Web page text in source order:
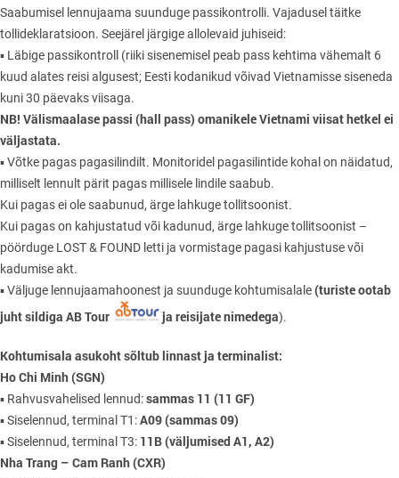
Saabumisel lennujaama suunduge passikontrolli. Vajadusel täitke
tollideklaratsioon. Seejärel järgige allolevaid juhiseid:
▪ Läbige passikontroll (riiki sisenemisel peab pass kehtima vähemalt 6
kuud alates reisi algusest; Eesti kodanikud võivad Vietnamisse siseneda
kuni 30 päevaks viisaga.
NB! Välismaalase passi (hall pass) omanikele Vietnami viisat hetkel ei
väljastata.
▪ Võtke pagas pagasilindilt. Monitoridel pagasilintide kohal on näidatud,
milliselt lennult pärit pagas millisele lindile saabub.
Kui pagas ei ole saabunud, ärge lahkuge tollitsoonist.
Kui pagas on kahjustatud või kadunud, ärge lahkuge tollitsoonist –
pöörduge LOST & FOUND letti ja vormistage pagasi kahjustuse või
kadumise akt.
▪ Väljuge lennujaamahoonest ja suunduge kohtumisalale(turiste ootab
juht sildiga AB Tour
ja reisijate nimedega).
Kohtumisala asukoht sõltub linnast ja terminalist:
Ho Chi Minh (SGN)
▪ Rahvusvahelised lennud:sammas 11 (11 GF)
▪ Siselennud, terminal T1:A09 (sammas 09)
▪ Siselennud, terminal T3: 11B (väljumised A1, A2)
Nha Trang – Cam Ranh (CXR)